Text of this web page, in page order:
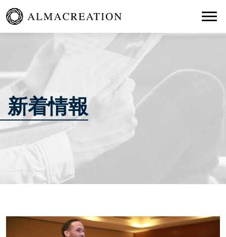
新着情報